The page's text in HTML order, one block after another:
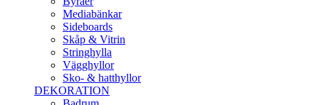
Mediabänkar
Sideboards
Skåp & Vitrin
Stringhylla
Vägghyllor
Sko- & hatthyllor
DEKORATION